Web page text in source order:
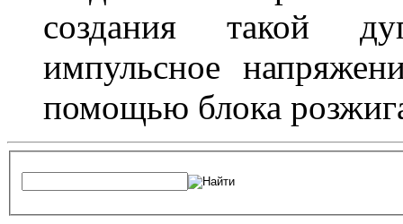
создания такой
импульсное
помощью блока